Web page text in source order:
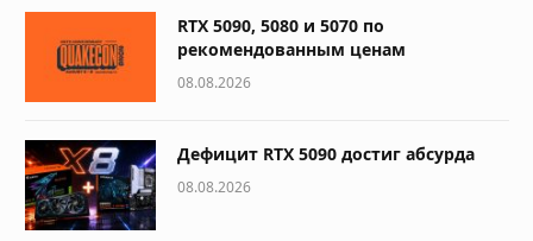
RTX 5090, 5080 и 5070 по
рекомендованным ценам
08.08.2026
Дефицит RTX 5090 достиг абсурда
08.08.2026